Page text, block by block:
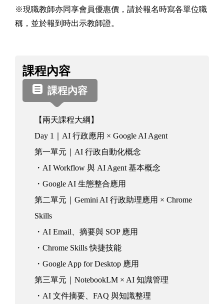
※現職教師亦同享會員優惠價，請於報名時寫各單位職
稱，並於報到時出示教師證。
程
資
訊
課程內容
課程內容
【兩天課程大綱】
Day 1｜AI 行政應用 × Google AI Agent
第一單元｜AI 行政自動化概念
・AI Workflow 與 AI Agent 基本概念
・Google AI 生態整合應用
第二單元｜Gemini AI 行政助理應用 × Chrome
Skills
・AI Email、摘要與 SOP 應用
・Chrome Skills 快捷技能
・Google App for Desktop 應用
第三單元｜NotebookLM × AI 知識管理
・AI 文件摘要、FAQ 與知識整理